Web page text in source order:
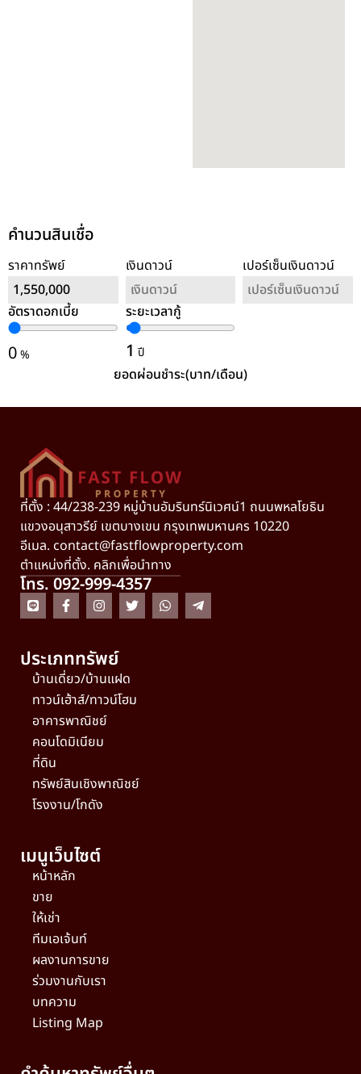
คำนวนสินเชื่อ
ราคาทรัพย์ เงินดาวน์ เปอร์เซ็นเงินดาวน์
อัตราดอกเบี้ย
0%
ระยะเวลากู้
1 ปี
ยอดผ่อนชำระ(บาท/เดือน)
ที่ตั้ง : 44/238-239 หมู่บ้านอัมรินทร์นิเวศน์1 ถนนพหลโยธิน
แขวงอนุสาวรีย์ เขตบางเขน กรุงเทพมหานคร 10220
อีเมล. contact@fastflowproperty.com
ตำแหน่งที่ตั้ง. คลิกเพื่อนำทาง
โทร. 092-999-4357
ประเภททรัพย์
บ้านเดี่ยว/บ้านแฝด
ทาวน์เฮ้าส์/ทาวน์โฮม
อาคารพาณิชย์
คอนโดมิเนียม
ที่ดิน
ทรัพย์สินเชิงพาณิชย์
โรงงาน/โกดัง
เมนูเว็บไซต์
หน้าหลัก
ขาย
ให้เช่า
ทีมเอเจ้นท์
ผลงานการขาย
ร่วมงานกับเรา
บทความ
Listing Map